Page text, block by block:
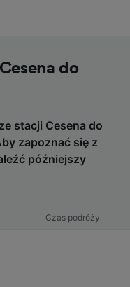
do
stacji Cesena do
zapoznać się z
późniejszy
Czas podróży